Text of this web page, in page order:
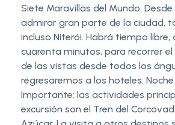
Siete Maravillas del Mundo. Desde
admirar gran parte de la ciudad,
incluso Niterói. Habrá tiempo
cuarenta minutos, para recorrer
de las vistas desde todos los
regresaremos a los hoteles.
Importante: las actividades
excursión son el Tren del